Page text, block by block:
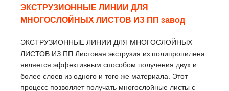
ЭКСТРУЗИОННЫЕ ЛИНИИ ДЛЯ
МНОГОСЛОЙНЫХ ЛИСТОВ ИЗ ПП завод
ЭКСТРУЗИОННЫЕ ЛИНИИ ДЛЯ МНОГОСЛОЙНЫХ
ЛИСТОВ ИЗ ПП Листовая экструзия из полипропилена
является эффективным способом получения двух и
более слоев из одного и того же материала. Этот
процесс позволяет получать многослойные листы с